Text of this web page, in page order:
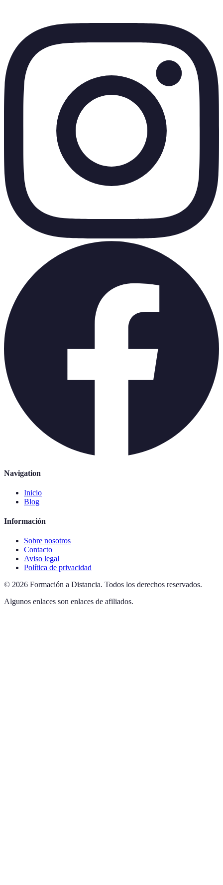
Navigation
Inicio
Blog
Información
Sobre nosotros
Contacto
Aviso legal
Política de privacidad
© 2026 Formación a Distancia. Todos los derechos reservados.
Algunos enlaces son enlaces de afiliados.